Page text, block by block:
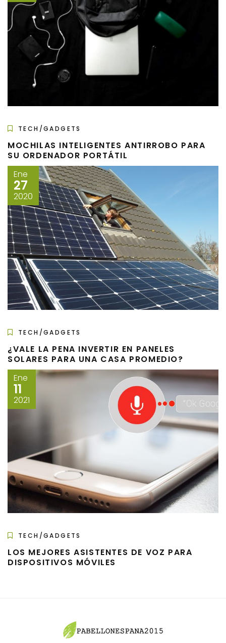
TECH/GADGETS
MOCHILAS INTELIGENTES ANTIRROBO PARA
SU ORDENADOR PORTÁTIL
Ene
27
2020
TECH/GADGETS
¿VALE LA PENA INVERTIR EN PANELES
SOLARES PARA UNA CASA PROMEDIO?
Ene
11
2021
TECH/GADGETS
LOS MEJORES ASISTENTES DE VOZ PARA
DISPOSITIVOS MÓVILES